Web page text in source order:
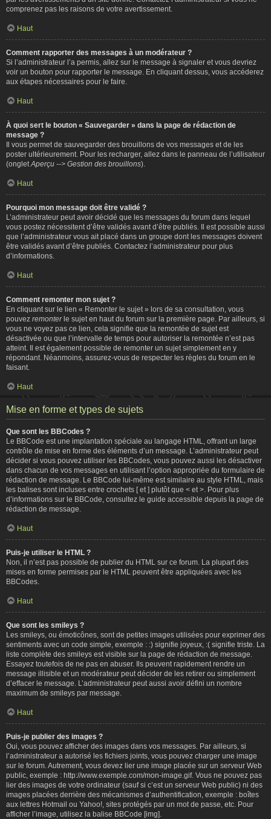
comprenez pas les raisons de votre avertissement.
Haut
Comment rapporter des messages à un modérateur ?
Si l’administrateur l’a permis, allez sur le message à signaler et vous devriez
voir un bouton pour rapporter le message. En cliquant dessus, vous accéderez
aux étapes nécessaires pour le faire.
Haut
À quoi sert le bouton « Sauvegarder » dans la page de rédaction de
message ?
Il vous permet de sauvegarder des brouillons de vos messages et de les
poster ultérieurement. Pour les recharger, allez dans le panneau de l’utilisateur
(onglet Aperçu --> Gestion des brouillons).
Haut
Pourquoi mon message doit être validé ?
L’administrateur peut avoir décidé que les messages du forum dans lequel
vous postez nécessitent d’être validés avant d’être publiés. Il est possible aussi
que l’administrateur vous ait placé dans un groupe dont les messages doivent
être validés avant d’être publiés. Contactez l’administrateur pour plus
d’informations.
Haut
Comment remonter mon sujet ?
En cliquant sur le lien « Remonter le sujet » lors de sa consultation, vous
pouvez remonterle sujet en haut du forum sur la première page. Par ailleurs, si
vous ne voyez pas ce lien, cela signifie que la remontée de sujet est
désactivée ou que l’intervalle de temps pour autoriser la remontée n’est pas
atteint. Il est également possible de remonter un sujet simplement en y
répondant. Néanmoins, assurez-vous de respecter les règles du forum en le
faisant.
Haut
Mise en forme et types de sujets
Que sont les BBCodes ?
Le BBCode est une implantation spéciale au langage HTML, offrant un large
contrôle de mise en forme des éléments d’un message. L’administrateur peut
décider si vous pouvez utiliser les BBCodes, vous pouvez aussi les désactiver
dans chacun de vos messages en utilisant l’option appropriée du formulaire de
rédaction de message. Le BBCode lui-même est similaire au style HTML, mais
les balises sont incluses entre crochets [ et ] plutôt que < et >. Pour plus
d’informations sur le BBCode, consultez le guide accessible depuis la page de
rédaction de message.
Haut
Puis-je utiliser le HTML ?
Non, il n’est pas possible de publier du HTML sur ce forum. La plupart des
mises en forme permises par le HTML peuvent être appliquées avec les
BBCodes.
Haut
Que sont les smileys ?
Les smileys, ou émoticônes, sont de petites images utilisées pour exprimer des
sentiments avec un code simple, exemple : :) signifie joyeux, :( signifie triste. La
liste complète des smileys est visible sur la page de rédaction de message.
Essayez toutefois de ne pas en abuser. Ils peuvent rapidement rendre un
message illisible et un modérateur peut décider de les retirer ou simplement
d’effacer le message. L’administrateur peut aussi avoir défini un nombre
maximum de smileys par message.
Haut
Puis-je publier des images ?
Oui, vous pouvez afficher des images dans vos messages. Par ailleurs, si
l’administrateur a autorisé les fichiers joints, vous pouvez charger une image
sur le forum. Autrement, vous devez lier une image placée sur un serveur Web
public, exemple : http://www.exemple.com/mon-image.gif. Vous ne pouvez pas
lier des images de votre ordinateur (sauf si c’est un serveur Web public) ni des
images placées derrière des mécanismes d’authentification, exemple : boîtes
aux lettres Hotmail ou Yahoo!, sites protégés par un mot de passe, etc. Pour
afficher l’image, utilisez la balise BBCode [img].